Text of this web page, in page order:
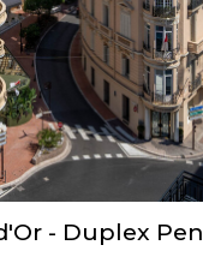
- Duplex